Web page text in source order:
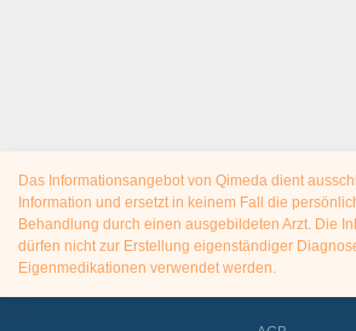
Das Informationsangebot von Qimeda dient
Information und ersetzt in keinem Fall die
Behandlung durch einen ausgebildeten Arzt. Die
dürfen nicht zur Erstellung eigenständiger
Eigenmedikationen verwendet werden.